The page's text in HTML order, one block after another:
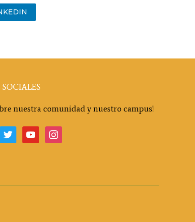
SOCIALES
nuestra comunidad y nuestro campus!
twitter youtubeinstagram